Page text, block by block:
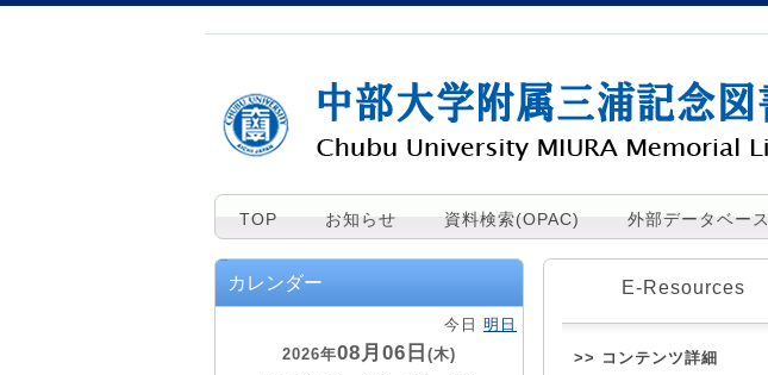
TOP お知らせ 資料検索(OPAC) 外部データベース
カレンダー
今日 明日
2026年08月06日 (木)
E-Resources
>> コンテンツ詳細